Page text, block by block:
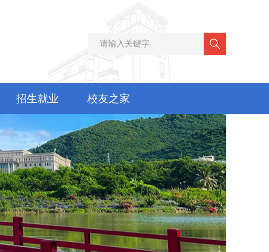
招生就业 校友之家